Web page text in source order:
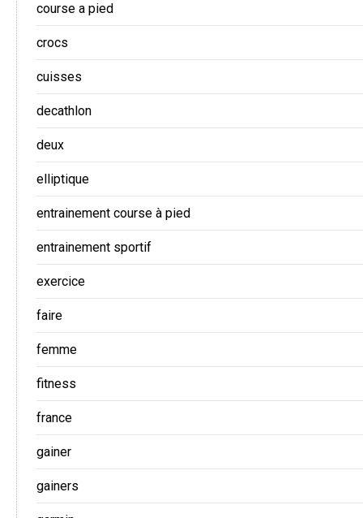
course a pied
crocs
cuisses
decathlon
deux
elliptique
entrainement course à pied
entrainement sportif
exercice
faire
femme
fitness
france
gainer
gainers